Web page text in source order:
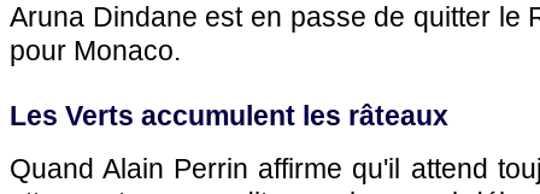
Aruna Dindane est en passe de quitter le
pour Monaco.
Les Verts accumulent les râteaux
Quand Alain Perrin affirme qu'il attend